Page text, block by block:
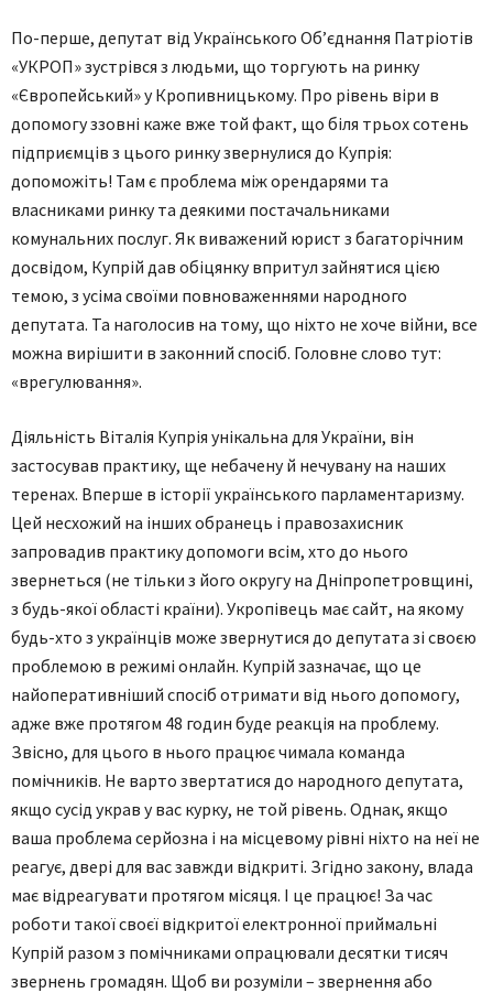
По-перше, депутат від Українського Об’єднання Патріотів
«УКРОП» зустрівся з людьми, що торгують на ринку
«Європейський» у Кропивницькому. Про рівень віри в
допомогу ззовні каже вже той факт, що біля трьох сотень
підприємців з цього ринку звернулися до Купрія:
допоможіть! Там є проблема між орендарями та
власниками ринку та деякими постачальниками
комунальних послуг. Як виважений юрист з багаторічним
досвідом, Купрій дав обіцянку впритул зайнятися цією
темою, з усіма своїми повноваженнями народного
депутата. Та наголосив на тому, що ніхто не хоче війни, все
можна вирішити в законний спосіб. Головне слово тут:
«врегулювання».
Діяльність Віталія Купрія унікальна для України, він
застосував практику, ще небачену й нечувану на наших
теренах. Вперше в історії українського парламентаризму.
Цей несхожий на інших обранець і правозахисник
запровадив практику допомоги всім, хто до нього
звернеться (не тільки з його округу на Дніпропетровщині,
з будь-якої області країни). Укропівець має сайт, на якому
будь-хто з українців може звернутися до депутата зі своєю
проблемою в режимі онлайн. Купрій зазначає, що це
найоперативніший спосіб отримати від нього допомогу,
адже вже протягом 48 годин буде реакція на проблему.
Звісно, для цього в нього працює чимала команда
помічників. Не варто звертатися до народного депутата,
якщо сусід украв у вас курку, не той рівень. Однак, якщо
ваша проблема серйозна і на місцевому рівні ніхто на неї не
реагує, двері для вас завжди відкриті. Згідно закону, влада
має відреагувати протягом місяця. І це працює! За час
роботи такої своєї відкритої електронної приймальні
Купрій разом з помічниками опрацювали десятки тисяч
звернень громадян. Щоб ви розуміли – звернення або